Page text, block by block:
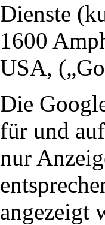
Dienste
1600
USA,
Die
für und
nur
angezeigt